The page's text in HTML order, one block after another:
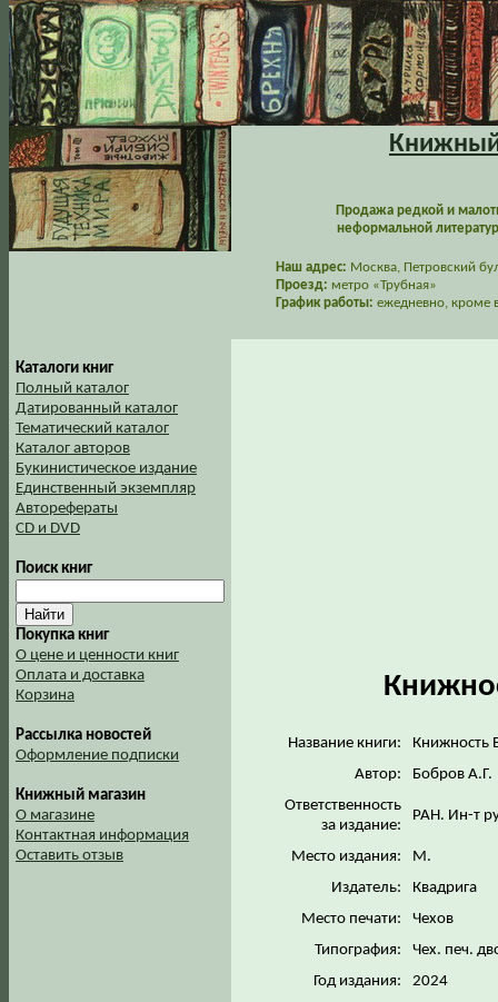
Книжный
Продажа редкой и
неформальной
Наш адрес: Москва, Петровский
Проезд: метро «Трубная»
График работы: ежедневно, кроме
Каталоги книг
Полный каталог
Датированный каталог
Тематический каталог
Каталог авторов
Букинистическое издание
Единственный экземпляр
Авторефераты
CD и DVD
Поиск книг
Покупка книг
О цене и ценности книг
Оплата и доставка
Корзина
Рассылка новостей
Оформление подписки
Книжный магазин
О магазине
Контактная информация
Оставить отзыв
Название книги:
Книжность
Автор:
Бобров А.Г.
Ответственность
за издание:
РАН. Ин-т
Место издания:
М.
Издатель:
Квадрига
Место печати:
Чехов
Типография:
Чех. печ.
Год издания:
2024